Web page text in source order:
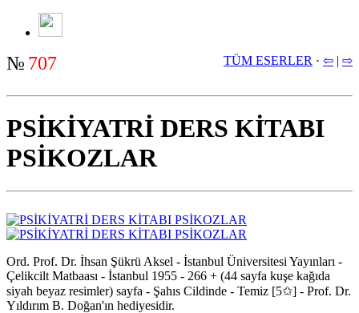
№ 707 TÜM ESERLER · ⇦ | ⇨
PSİKİYATRİ DERS KİTABI
PSİKOZLAR
Ord. Prof. Dr. İhsan Şükrü Aksel - İstanbul Üniversitesi Yayınları -
Çelikcilt Matbaası - İstanbul 1955 - 266 + (44 sayfa kuşe kağıda
siyah beyaz resimler) sayfa - Şahıs Cildinde - Temiz [5✩] - Prof. Dr.
Yıldırım B. Doğan'ın hediyesidir.